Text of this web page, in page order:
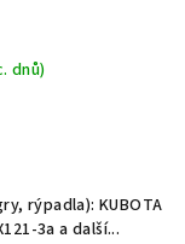
dnů)
rýpadla): KUBOTA
3a a další...